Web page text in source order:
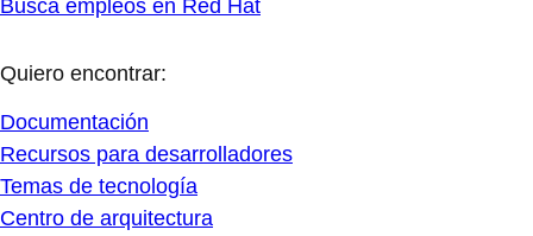
Busca empleos en Red Hat
Quiero encontrar:
Documentación
Recursos para desarrolladores
Temas de tecnología
Centro de arquitectura